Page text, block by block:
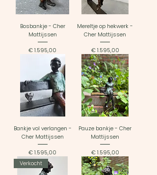
Bosbankje - Cher
Mattijssen
Prijs
€ 1.595,00
Mereltje op hekwerk -
Cher Mattijssen
Prijs
€ 1.595,00
Bankje vol verlangen -
Cher Mattijssen
Prijs
€ 1.595,00
Pauze bankje - Cher
Mattijssen
Prijs
€ 1.595,00
Verkocht